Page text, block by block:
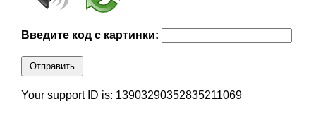
Введите код с картинки:
Отправить
Your support ID is: 13903290352835211069